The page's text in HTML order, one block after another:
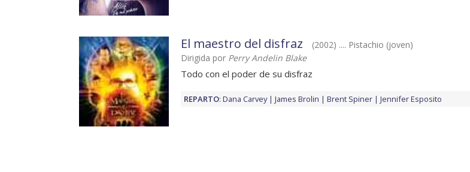
El maestro del disfraz
(2002) .... Pistachio (joven)
Dirigida por Perry Andelin Blake
Todo con el poder de su disfraz
REPARTO: Dana Carvey James Brolin Brent Spiner Jennifer Esposito